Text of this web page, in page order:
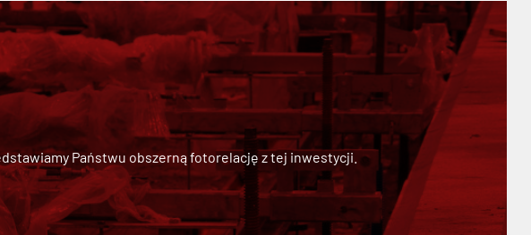
Państwu obszerną fotorelację z tej inwestycji.